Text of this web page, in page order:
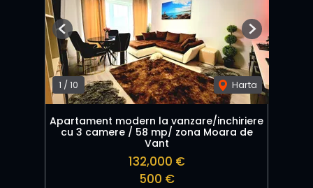
1 /10 Harta
Previous Next
Apartament modern la vanzare/inchiriere
cu 3 camere / 58 mp/ zona Moara de
Vant
132,000 €
500 €